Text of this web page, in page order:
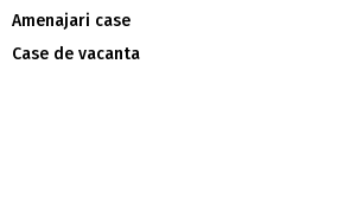
Amenajari case
Case de vacanta